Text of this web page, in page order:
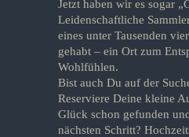
Jetzt haben wir es sogar
Leidenschaftliche
eines unter Tausenden
gehabt – ein Ort zum
Wohlfühlen.
Bist auch Du auf der
Reserviere Deine kleine
Glück schon gefunden
nächsten Schritt?